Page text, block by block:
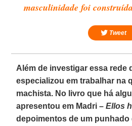
masculinidade foi
Tweet
Além de investigar essa rede
especializou em trabalhar na
machista. No livro que há
apresentou em Madri –Ellos
depoimentos de um